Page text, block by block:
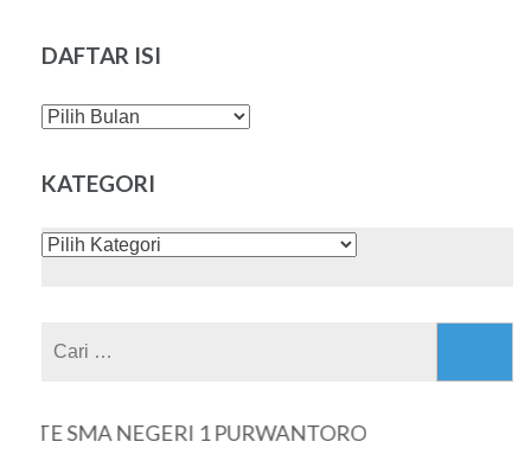
DAFTAR ISI
DAFTAR
KATEGORI
KATEGORI
1 PURWANTORO